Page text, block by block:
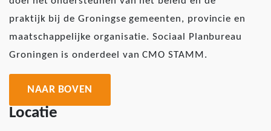
praktijk bij de Groningse gemeenten, provincie en
maatschappelijke organisatie. Sociaal Planbureau
Groningen is onderdeel van CMO STAMM.
NAAR BOVEN
Locatie